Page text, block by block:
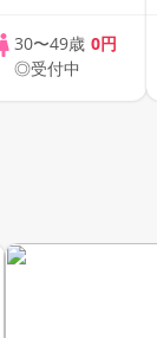
30〜49歳 0円
◎受付中